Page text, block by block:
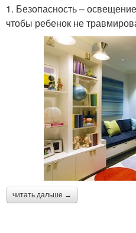
1. Безопасность –
чтобы ребенок не
читать дальше →